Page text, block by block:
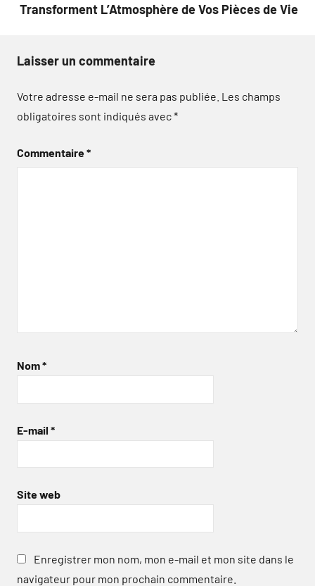
Transforment L’Atmosphère de Vos Pièces de Vie
Laisser un commentaire
Votre adresse e-mail ne sera pas publiée. Les champs
obligatoires sont indiqués avec*
Commentaire*
Nom*
E-mail *
Site web
Enregistrer mon nom, mon e-mail et mon site dans le
navigateur pour mon prochain commentaire.